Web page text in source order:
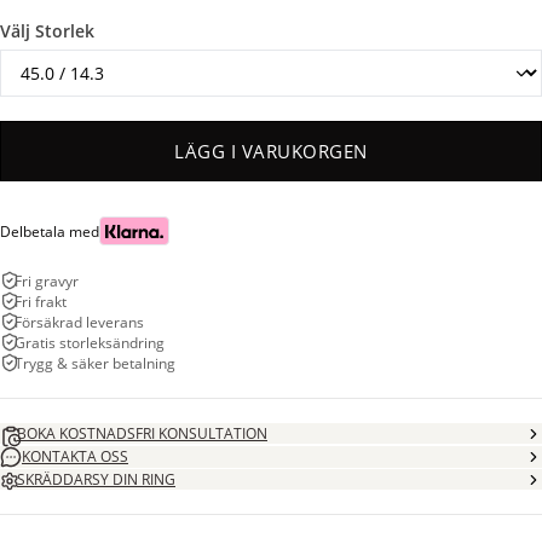
Välj Storlek
LÄGG I VARUKORGEN
Delbetala med
Fri gravyr
Fri frakt
Försäkrad leverans
Gratis storleksändring
Trygg & säker betalning
BOKA KOSTNADSFRI KONSULTATION
KONTAKTA OSS
SKRÄDDARSY DIN RING